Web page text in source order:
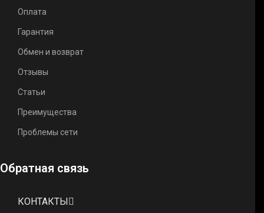
Оплата
Гарантия
Обмен и возврат
Отзывы
Статьи
Преимущества
Проблемы сети
Обратная связь
КОНТАКТЫ